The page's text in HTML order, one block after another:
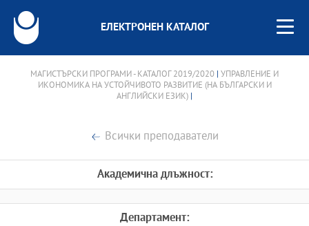
ЕЛЕКТРОНЕН КАТАЛОГ
МАГИСТЪРСКИ ПРОГРАМИ - КАТАЛОГ 2019/2020 УПРАВЛЕНИЕ И
ИКОНОМИКА НА УСТОЙЧИВОТО РАЗВИТИЕ (НА БЪЛГАРСКИ И
АНГЛИЙСКИ ЕЗИК)
Всички преподаватели
Академична длъжност:
Департамент: